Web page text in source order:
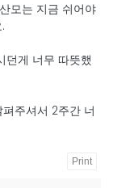
모는 지금 쉬어야
던게 너무 따뜻했
주셔서 2주간 너
Print